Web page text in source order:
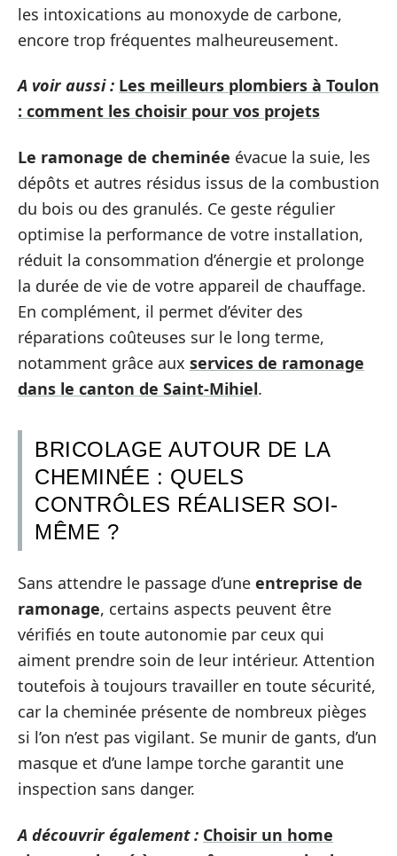
les intoxications au monoxyde de carbone,
encore trop fréquentes malheureusement.
A voir aussi : Les meilleurs plombiers à Toulon
: comment les choisir pour vos projets
Le ramonage de cheminée évacue la suie, les
dépôts et autres résidus issus de la combustion
du bois ou des granulés. Ce geste régulier
optimise la performance de votre installation,
réduit la consommation d’énergie et prolonge
la durée de vie de votre appareil de chauffage.
En complément, il permet d’éviter des
réparations coûteuses sur le long terme,
notamment grâce aux services de ramonage
dans le canton de Saint-Mihiel.
BRICOLAGE AUTOUR DE LA
CHEMINÉE : QUELS
CONTRÔLES RÉALISER SOI-
MÊME ?
Sans attendre le passage d’une entreprise de
ramonage, certains aspects peuvent être
vérifiés en toute autonomie par ceux qui
aiment prendre soin de leur intérieur. Attention
toutefois à toujours travailler en toute sécurité,
car la cheminée présente de nombreux pièges
si l’on n’est pas vigilant. Se munir de gants, d’un
masque et d’une lampe torche garantit une
inspection sans danger.
A découvrir également : Choisir un home